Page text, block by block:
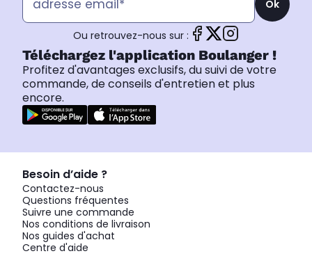
Ok
Ou retrouvez-nous sur :
Téléchargez l'application Boulanger !
Profitez d'avantages exclusifs, du suivi de votre
commande, de conseils d'entretien et plus
encore.
Besoin d’aide ?
Contactez-nous
Questions fréquentes
Suivre une commande
Nos conditions de livraison
Nos guides d'achat
Centre d'aide